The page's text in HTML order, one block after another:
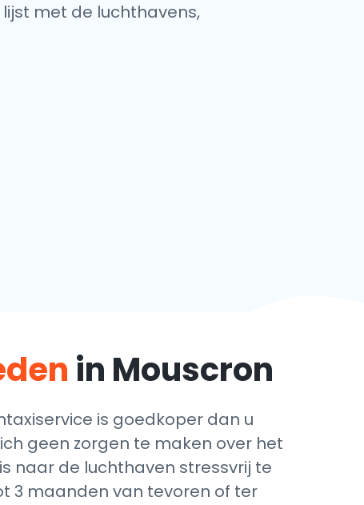
met de luchthavens,
in Mouscron
is goedkoper dan u
geen zorgen te maken over het
naar de luchthaven stressvrij te
3 maanden van tevoren of ter